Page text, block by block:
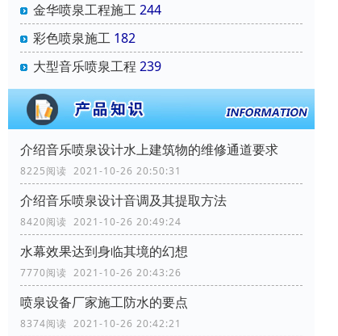
金华喷泉工程施工244
彩色喷泉施工 182
大型音乐喷泉工程 239
介绍音乐喷泉设计水上建筑物的维修通道要求
8225阅读 2021-10-26 20:50:31
介绍音乐喷泉设计音调及其提取方法
8420阅读 2021-10-26 20:49:24
水幕效果达到身临其境的幻想
7770阅读 2021-10-26 20:43:26
喷泉设备厂家施工防水的要点
8374阅读 2021-10-26 20:42:21